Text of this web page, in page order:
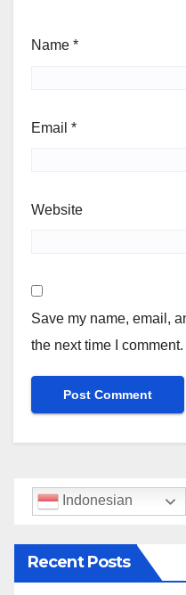
Name *
Email *
Website
Save my name, email,
the next time I comment.
Indonesian
Recent Posts